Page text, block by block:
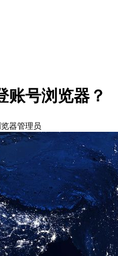
账号浏览器？
器管理员